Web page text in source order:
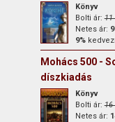
Könyv
Bolti ár:11
Netes ár:
9%
Mohács 500 -
díszkiadás
Könyv
Bolti ár:16
Netes ár: